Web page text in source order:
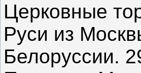
Церковные
Руси из
Белоруссии.